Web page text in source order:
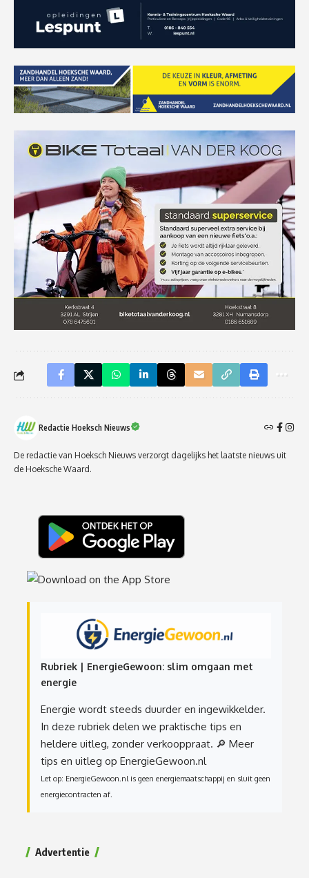
Redactie Hoeksch Nieuws
De redactie van Hoeksch Nieuws verzorgt dagelijks het laatste nieuws uit
de Hoeksche Waard.
Rubriek | EnergieGewoon: slim omgaan met
energie
Energie wordt steeds duurder en ingewikkelder.
In deze rubriek delen we praktische tips en
heldere uitleg, zonder verkooppraat. 🔎 Meer
tips en uitleg op EnergieGewoon.nl
Let op: EnergieGewoon.nl is geen energiemaatschappij en sluit geen
energiecontracten af.
Advertentie